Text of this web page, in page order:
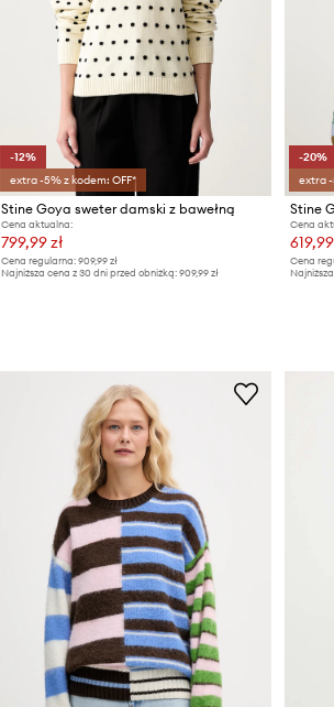
-12%
extra -5% z kodem: OFF*
Stine Goya sweter damski z bawełną
Cena aktualna:
799,99 zł
Cena regularna: 909,99 zł
Najniższa cena z 30 dni przed obniżką: 909,99 zł
-20%
extra -
Stine
Cena
Cena